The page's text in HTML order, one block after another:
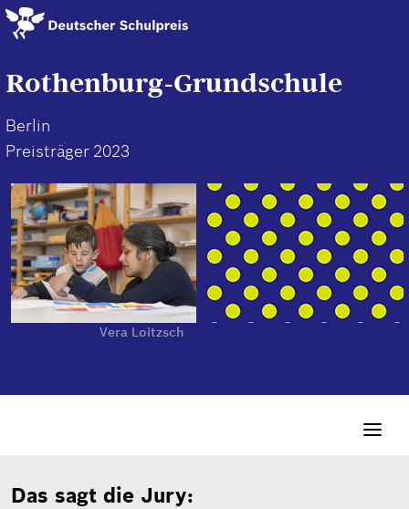
Direkt
zum
Rothenburg-Grundschule
Berlin
Preisträger 2023
Vera Loitzsch
Das sagt die Jury: